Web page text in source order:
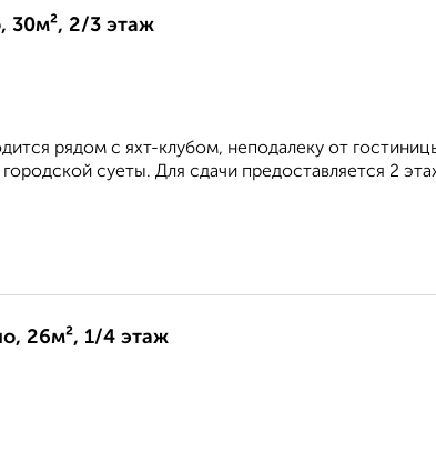
30м², 2/3 этаж
рядом с яхт-клубом, неподалеку от
суеты. Для сдачи предоставляется 2
26м², 1/4 этаж